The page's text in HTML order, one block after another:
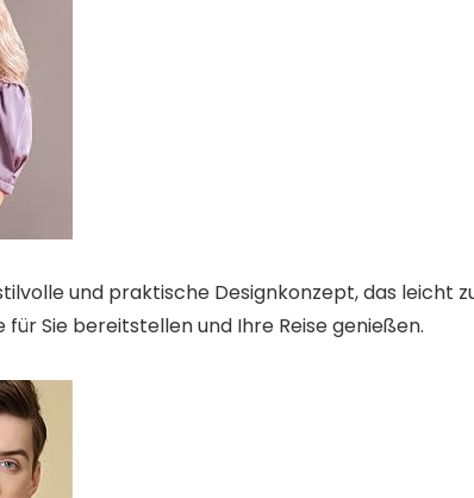
und praktische Designkonzept, das leicht
für Sie bereitstellen und Ihre Reise genießen.